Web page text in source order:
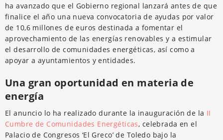
ha avanzado que el Gobierno regional lanzará antes de que
finalice el año una nueva convocatoria de ayudas por valor
de 10,6 millones de euros destinada a fomentar el
aprovechamiento de las energías renovables y a estimular
el desarrollo de comunidades energéticas, así como a
apoyar a ayuntamientos y entidades.
Una gran oportunidad en materia de
energía
El anuncio lo ha realizado durante la inauguración de la II
Cumbre de Comunidades Energéticas, celebrada en el
Palacio de Congresos ‘El Greco’ de Toledo bajo la